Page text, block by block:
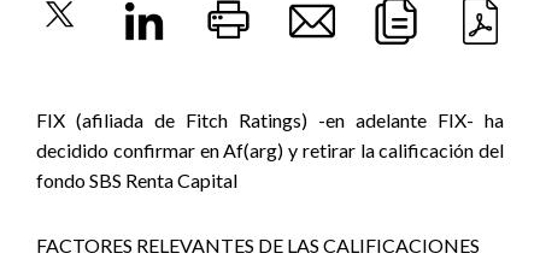
FIX (afiliada de Fitch Ratings) -en adelante FIX- ha
decidido confirmar en Af(arg) y retirar la calificación del
fondo SBS Renta Capital
FACTORES RELEVANTES DE LAS CALIFICACIONES